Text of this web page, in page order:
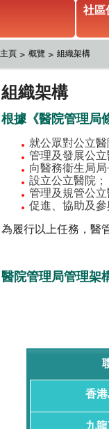
社區
主頁 概覽 組織架構